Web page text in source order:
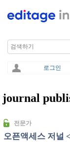
Search
로그인
You are here
journal
전문가
오픈액세스 저널